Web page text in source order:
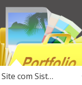
Site com Sistema de Agendamento Online